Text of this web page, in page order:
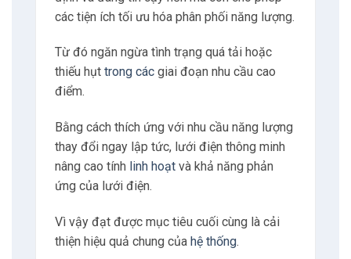
6.3 E-mail
Tư vấn
các tiện ích tối ưu hóa phân phối năng lượng.
Từ đó ngăn ngừa tình trạng quá tải hoặc
thiếu hụt trong cácgiai đoạn nhu cầu cao
điểm.
Bằng cách thích ứng với nhu cầu năng lượng
thay đổi ngay lập tức, lưới điện thông minh
nâng cao tính linh hoạtvà khả năng phản
ứng của lưới điện.
Vì vậy đạt được mục tiêu cuối cùng là cải
thiện hiệu quả chung của hệ thống.